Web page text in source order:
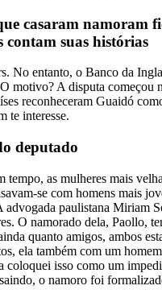
casaram namoram
contam suas histórias
No entanto, o Banco da
motivo? A disputa começou
reconheceram Guaidó
te interesse.
deputado
tempo, as mulheres mais
se com homens mais
advogada paulistana Miriam
O namorado dela, Paollo,
quanto amigos, ambos
ela também com um
coloquei isso como um
o namoro foi